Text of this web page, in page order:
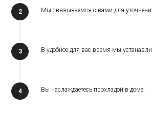
Мы связываемся с вами для уточнения
В удобное для вас время мы
Вы наслаждаетесь прохладой в доме.